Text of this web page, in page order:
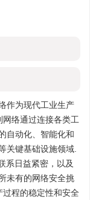
作为现代工业生产
络通过连接各类工
自动化、智能化和
关键基础设施领域.
系日益紧密，以及
未有的网络安全挑
程的稳定性和安全